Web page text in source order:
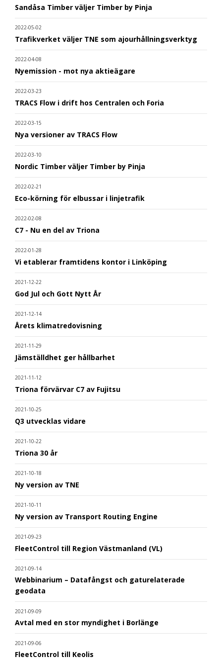
Sandåsa Timber väljer Timber by Pinja
2022-05-02
Trafikverket väljer TNE som ajourhållningsverktyg
2022-04-08
Nyemission - mot nya aktieägare
2022-03-23
TRACS Flow i drift hos Centralen och Foria
2022-03-15
Nya versioner av TRACS Flow
2022-03-10
Nordic Timber väljer Timber by Pinja
2022-02-21
Eco-körning för elbussar i linjetrafik
2022-02-08
C7 - Nu en del av Triona
2022-01-28
Vi etablerar framtidens kontor i Linköping
2021-12-22
God Jul och Gott Nytt År
2021-12-14
Årets klimatredovisning
2021-11-29
Jämställdhet ger hållbarhet
2021-11-12
Triona förvärvar C7 av Fujitsu
2021-10-25
Q3 utvecklas vidare
2021-10-22
Triona 30 år
2021-10-18
Ny version av TNE
2021-10-11
Ny version av Transport Routing Engine
2021-09-23
FleetControl till Region Västmanland (VL)
2021-09-14
Webbinarium – Datafångst och gaturelaterade
geodata
2021-09-09
Avtal med en stor myndighet i Borlänge
2021-09-06
FleetControl till Keolis